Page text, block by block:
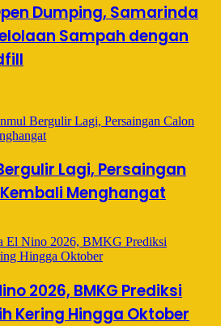
Dumping, Samarinda
Sampah dengan
Lagi, Persaingan
Menghangat
2026, BMKG Prediksi
Kering Hingga Oktober